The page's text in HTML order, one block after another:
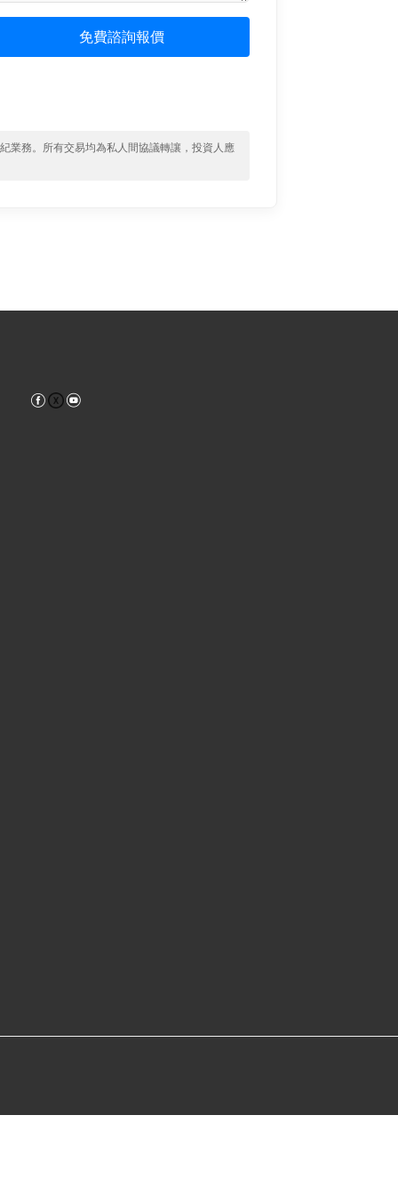
免費諮詢報價
業務。所有交易均為私人間協議轉讓，投資人應
Facebook